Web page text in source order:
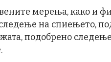
мерења, како и
на спиењето,
подобрено